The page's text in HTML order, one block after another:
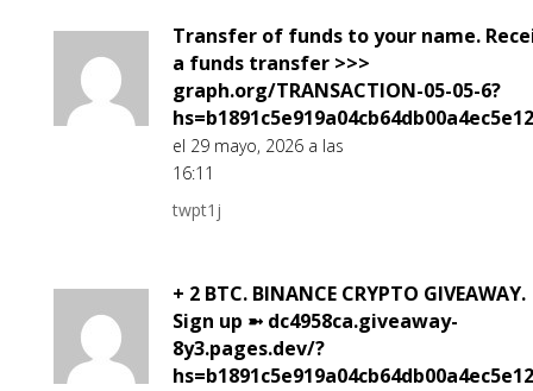
Transfer of funds to your name.
a funds transfer >>>
graph.org/TRANSACTION-05-05-6?
el 29 mayo, 2026 a las
16:11
twpt1j
+ 2 BTC. BINANCE CRYPTO GIVEAWAY.
Sign up ➼ dc4958ca.giveaway-
8y3.pages.dev/?